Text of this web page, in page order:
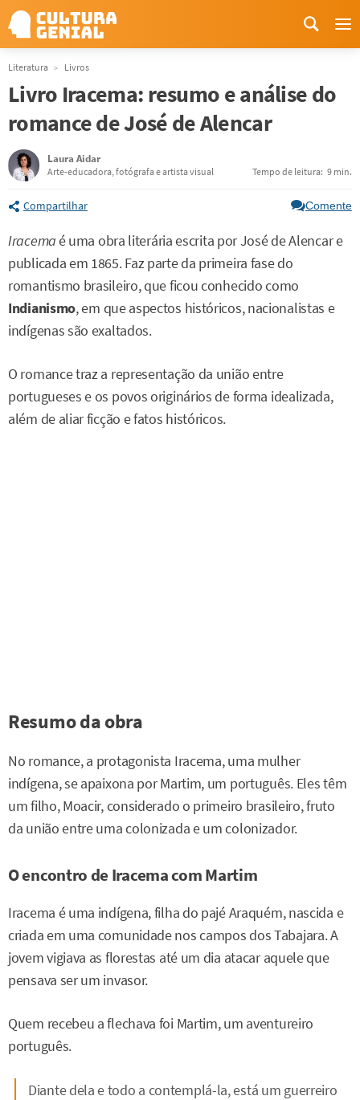
Literatura Livros
Livro Iracema: resumo e análise do
romance de José de Alencar
Laura Aidar
Arte-educadora, fotógrafa e artista visual Tempo de leitura: 9 min.
Compartilhar Comente
Iracemaé uma obra literária escrita por José de Alencar e
publicada em 1865. Faz parte da primeira fase do
romantismo brasileiro, que ficou conhecido como
Indianismo, em que aspectos históricos, nacionalistas e
indígenas são exaltados.
O romance traz a representação da união entre
portugueses e os povos originários de forma idealizada,
além de aliar ficção e fatos históricos.
Resumo da obra
No romance, a protagonista Iracema, uma mulher
indígena, se apaixona por Martim, um português. Eles têm
um filho, Moacir, considerado o primeiro brasileiro, fruto
da união entre uma colonizada e um colonizador.
O encontro de Iracema com Martim
Iracema é uma indígena, filha do pajé Araquém, nascida e
criada em uma comunidade nos campos dos Tabajara. A
jovem vigiava as florestas até um dia atacar aquele que
pensava ser um invasor.
Quem recebeu a flechava foi Martim, um aventureiro
português.
Diante dela e todo a contemplá-la, está um guerreiro